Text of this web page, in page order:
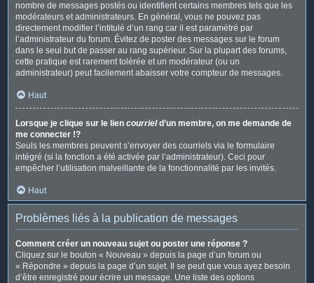
nombre de messages postés ou identifient certains membres tels que les
modérateurs et administrateurs. En général, vous ne pouvez pas
directement modifier l’intitulé d’un rang car il est paramétré par
l’administrateur du forum. Évitez de poster des messages sur le forum
dans le seul but de passer au rang supérieur. Sur la plupart des forums,
cette pratique est rarement tolérée et un modérateur (ou un
administrateur) peut facilement abaisser votre compteur de messages.
Haut
Lorsque je clique sur le lien courrield’un membre, on me demande de
me connecter !?
Seuls les membres peuvent s’envoyer des courriels via le formulaire
intégré (si la fonction a été activée par l’administrateur). Ceci pour
empêcher l’utilisation malveillante de la fonctionnalité par les invités.
Haut
Problèmes liés à la publication de messages
Comment créer un nouveau sujet ou poster une réponse ?
Cliquez sur le bouton « Nouveau » depuis la page d’un forum ou
« Répondre » depuis la page d’un sujet. Il se peut que vous ayez besoin
d’être enregistré pour écrire un message. Une liste des options